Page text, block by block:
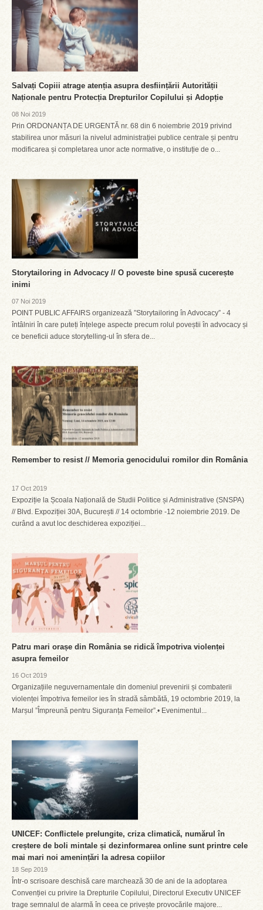
Salvați Copiii atrage atenția asupra desființării Autorității
Naționale pentru Protecția Drepturilor Copilului și Adopție
08 Noi 2019
Prin ORDONANȚA DE URGENTĂ nr. 68 din 6 noiembrie 2019 privind
stabilirea unor măsuri la nivelul administrației publice centrale și pentru
modificarea și completarea unor acte normative, o instituție de o...
Storytailoring in Advocacy // O poveste bine spusă cucerește
inimi
07 Noi 2019
POINT PUBLIC AFFAIRS organizează ”Storytailoring în Advocacy” - 4
întâlniri în care puteți înțelege aspecte precum rolul poveștii în advocacy și
ce beneficii aduce storytelling-ul în sfera de...
Remember to resist // Memoria genocidului romilor din România
17 Oct 2019
Expoziție la Școala Națională de Studii Politice și Administrative (SNSPA)
// Blvd. Expoziției 30A, București // 14 octombrie -12 noiembrie 2019. De
curând a avut loc deschiderea expoziției...
Patru mari orașe din România se ridică împotriva violenței
asupra femeilor
16 Oct 2019
Organizațiile neguvernamentale din domeniul prevenirii și combaterii
violenței împotriva femeilor ies în stradă sâmbătă, 19 octombrie 2019, la
Marșul ”Împreună pentru Siguranța Femeilor”.• Evenimentul...
UNICEF: Conflictele prelungite, criza climatică, numărul în
creștere de boli mintale și dezinformarea online sunt printre cele
mai mari noi amenințări la adresa copiilor
18 Sep 2019
Într-o scrisoare deschisă care marchează 30 de ani de la adoptarea
Convenției cu privire la Drepturile Copilului, Directorul Executiv UNICEF
trage semnalul de alarmă în ceea ce privește provocările majore...